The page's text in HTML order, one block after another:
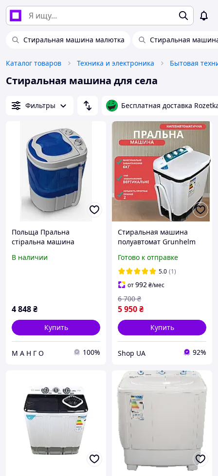
Стиральная машина малютка Стиральная
Каталог товаров Техника и электроника Бытовая
Стиральная машина для села
Фильтры Бесплатная доставка
Польща Пральна
стіральна машина
дачі подорожі
В наличии
4 848₴
Купить
М А Н Г О 100%
Стиральная машина
полуавтомат Grunhelm
вертикальная с макс.
загрузкой 6 кг
Компактная стиралка для
дачи и села
Готово к отправке
5.0 (1)
от992₴/мес
5 950₴
6 700 ₴
Купить
Shop UA 92%